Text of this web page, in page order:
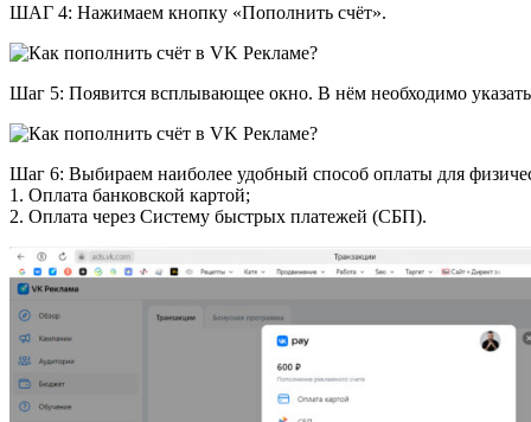
ШАГ 4: Нажимаем кнопку «Пополнить счёт».
Шаг 5: Появится всплывающее окно. В нём необходимо
Шаг 6: Выбираем наиболее удобный способ оплаты для
1. Оплата банковской картой;
2. Оплата через Систему быстрых платежей (СБП).